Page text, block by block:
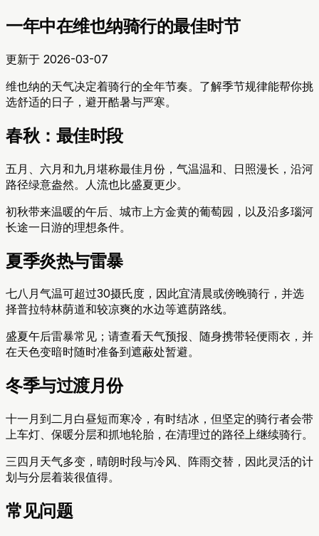
一年中在维也纳骑行的最佳时节
更新于 2026-03-07
维也纳的天气决定着骑行的全年节奏。了解季节规律能帮你挑
选舒适的日子，避开酷暑与严寒。
春秋：最佳时段
五月、六月和九月堪称最佳月份，气温温和、日照漫长，沿河
路径绿意盎然。人流也比盛夏更少。
初秋带来温暖的午后、城市上方金黄的葡萄园，以及沿多瑙河
长途一日游的理想条件。
夏季炎热与雷暴
七八月气温可超过30摄氏度，因此宜清晨或傍晚骑行，并选
择普拉特林荫道和较凉爽的水边等遮荫路线。
盛夏午后雷暴常见；请查看天气预报、随身携带轻便雨衣，并
在天色变暗时随时准备到遮蔽处暂避。
冬季与过渡月份
十一月到二月白昼短而寒冷，有时结冰，但坚定的骑行者会带
上车灯、保暖分层和抓地轮胎，在清理过的路径上继续骑行。
三四月天气多变，晴朗时段与冷风、阵雨交替，因此灵活的计
划与分层着装很值得。
常见问题